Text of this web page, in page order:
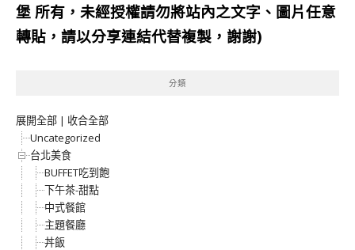
堡 所有，未經授權請勿將站內之文字、圖片任意
轉貼，請以分享連結代替複製，謝謝)
分類
展開全部 | 收合全部
Uncategorized
台北美食
BUFFET吃到飽
下午茶-甜點
中式餐館
主題餐廳
丼飯